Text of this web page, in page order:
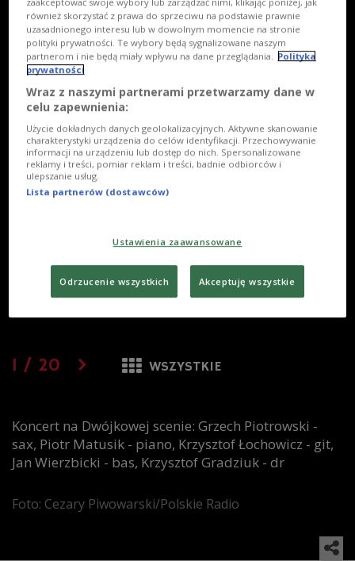
1 / 20 WSZYSTKIE
Koncert na Dwójkowej scenie: Grzech Piotrowski -
sax, Piotr Matusik - piano, Krzysztof Łochowicz - git,
Jan Wierzbicki - bas, Krzysztof Gradziuk - dr
Foto: Cezary Piwowarski/Polskie Radio
również skorzystać z prawa do sprzeciwu na podstawie prawnie
uzasadnionego interesu lub w dowolnym momencie na stronie
polityki prywatności. Te wybory będą sygnalizowane naszym
partnerom i nie będą miały wpływu na dane przeglądania. Polityka
prywatności
Wraz z naszymi partnerami przetwarzamy dane w
celu zapewnienia:
Użycie dokładnych danych geolokalizacyjnych. Aktywne skanowanie
charakterystyki urządzenia do celów identyfikacji. Przechowywanie
informacji na urządzeniu lub dostęp do nich. Spersonalizowane
reklamy i treści, pomiar reklam i treści, badnie odbiorców i
ulepszanie usług.
Lista partnerów (dostawców)
Ustawienia zaawansowane
Odrzucenie wszystkich Akceptuję wszystkie